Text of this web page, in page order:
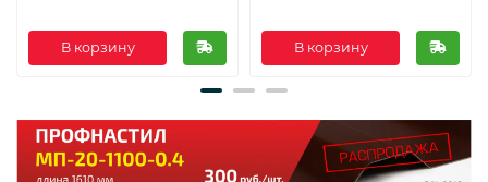
В корзину В корзину